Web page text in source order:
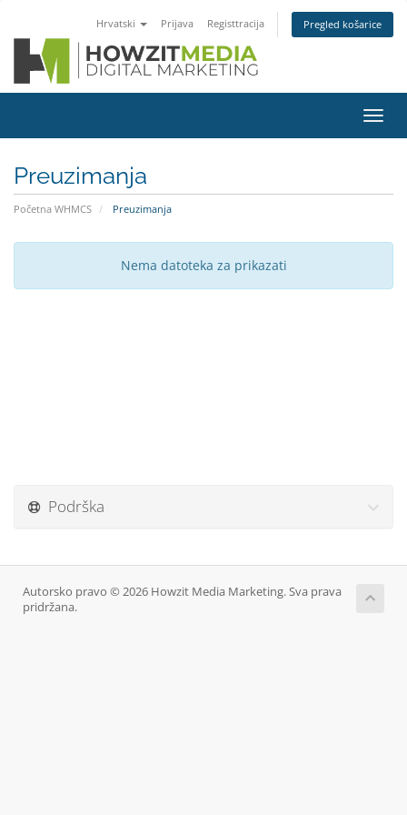
Hrvatski Prijava Registtracija Pregled košarice
Preuzimanja
Početna WHMCS Preuzimanja
Nema datoteka za prikazati
Podrška
Autorsko pravo © 2026 Howzit Media Marketing. Sva prava
pridržana.